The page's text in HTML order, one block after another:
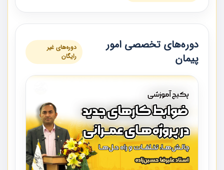
دوره‌های تخصصی امور
پیمان
دوره‌های غیر
رایگان